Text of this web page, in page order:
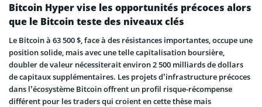
Bitcoin Hyper vise les opportunités précoces alors
que le Bitcoin teste des niveaux clés
Le Bitcoin à 63 500 $, face à des résistances importantes, occupe une
position solide, mais avec une telle capitalisation boursière,
doubler de valeur nécessiterait environ 2 500 milliards de dollars
de capitaux supplémentaires. Les projets d’infrastructure précoces
dans l’écosystème Bitcoin offrent un profil risque-récompense
différent pour les traders qui croient en cette thèse mais